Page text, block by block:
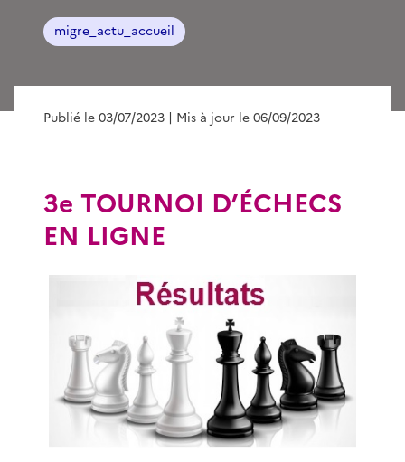
migre_actu_accueil
Publié le 03/07/2023 | Mis à jour le 06/09/2023
3e TOURNOI D’ÉCHECS
EN LIGNE